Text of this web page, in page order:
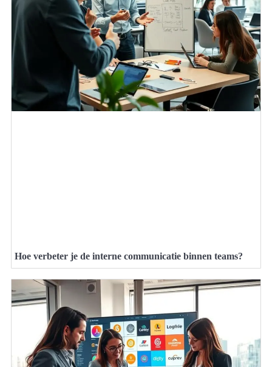
Hoe verbeter je de interne communicatie binnen teams?